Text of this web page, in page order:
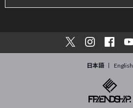
日本語 English